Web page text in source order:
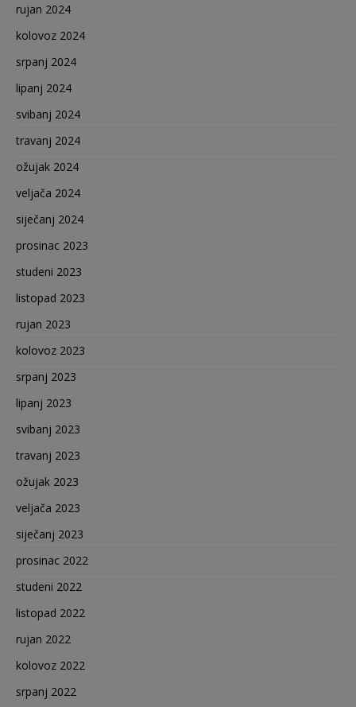
rujan 2024
kolovoz 2024
srpanj 2024
lipanj 2024
svibanj 2024
travanj 2024
ožujak 2024
veljača 2024
siječanj 2024
prosinac 2023
studeni 2023
listopad 2023
rujan 2023
kolovoz 2023
srpanj 2023
lipanj 2023
svibanj 2023
travanj 2023
ožujak 2023
veljača 2023
siječanj 2023
prosinac 2022
studeni 2022
listopad 2022
rujan 2022
kolovoz 2022
srpanj 2022